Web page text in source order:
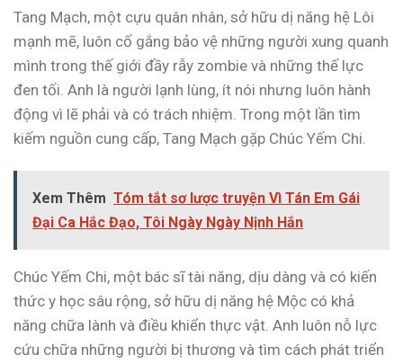
Tang Mạch, một cựu quân nhân, sở hữu dị năng hệ Lôi
mạnh mẽ, luôn cố gắng bảo vệ những người xung quanh
mình trong thế giới đầy rẫy zombie và những thế lực
đen tối. Anh là người lạnh lùng, ít nói nhưng luôn hành
động vì lẽ phải và có trách nhiệm. Trong một lần tìm
kiếm nguồn cung cấp, Tang Mạch gặp Chúc Yếm Chi.
Xem Thêm Tóm tắt sơ lược truyện Vì Tán Em Gái
Đại Ca Hắc Đạo, Tôi Ngày Ngày Nịnh Hắn
Chúc Yếm Chi, một bác sĩ tài năng, dịu dàng và có kiến
thức y học sâu rộng, sở hữu dị năng hệ Mộc có khả
năng chữa lành và điều khiển thực vật. Anh luôn nỗ lực
cứu chữa những người bị thương và tìm cách phát triển